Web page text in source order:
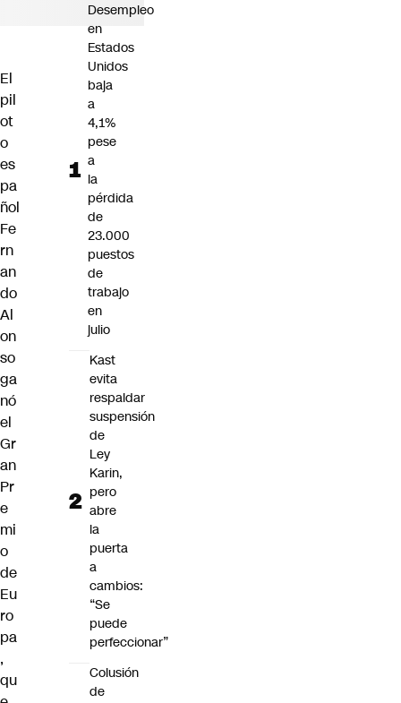
El
pil
ot
o
es
pa
ñol
Fe
rn
an
do
Al
on
so
ga
nó
el
Gr
an
Pr
e
mi
o
de
Eu
ro
pa
,
qu
Desempleo
en
Estados
Unidos
baja
a
4,1%
pese
a
la
pérdida
de
23.000
puestos
de
trabajo
en
julio
Kast
evita
respaldar
suspensión
de
Ley
Karin,
pero
abre
la
puerta
a
cambios:
“Se
puede
perfeccionar”
Colusión
de